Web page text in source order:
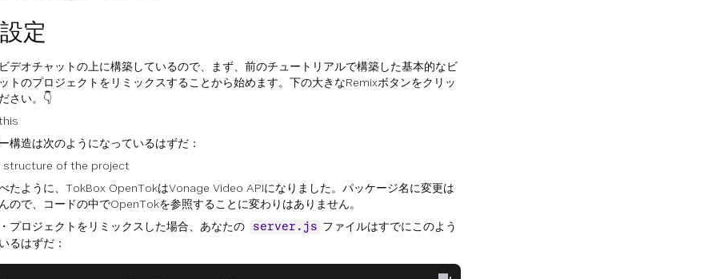
定
デオチャットの上に構築しているので、まず、前のチュートリアルで構築した基本的なビ
トのプロジェクトをリミックスすることから始めます。下の大きなRemixボタンをクリッ
さい。👇
構造は次のようになっているはずだ：
たように、TokBox OpenTokはVonage Video APIになりました。パッケージ名に変更は
ので、コードの中でOpenTokを参照することに変わりはありません。
プロジェクトをリミックスした場合、あなたの
server.js ファイルはすでにこのよう
るはずだ：